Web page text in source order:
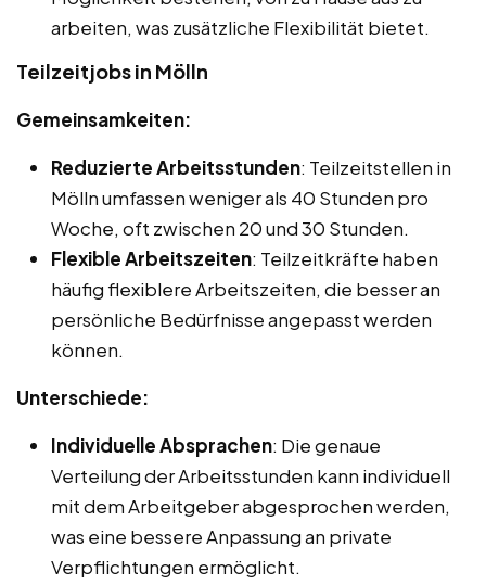
arbeiten, was zusätzliche Flexibilität bietet.
Teilzeitjobs in Mölln
Gemeinsamkeiten:
Reduzierte Arbeitsstunden: Teilzeitstellen in
Mölln umfassen weniger als 40 Stunden pro
Woche, oft zwischen 20 und 30 Stunden.
Flexible Arbeitszeiten: Teilzeitkräfte haben
häufig flexiblere Arbeitszeiten, die besser an
persönliche Bedürfnisse angepasst werden
können.
Unterschiede:
Individuelle Absprachen: Die genaue
Verteilung der Arbeitsstunden kann individuell
mit dem Arbeitgeber abgesprochen werden,
was eine bessere Anpassung an private
Verpflichtungen ermöglicht.